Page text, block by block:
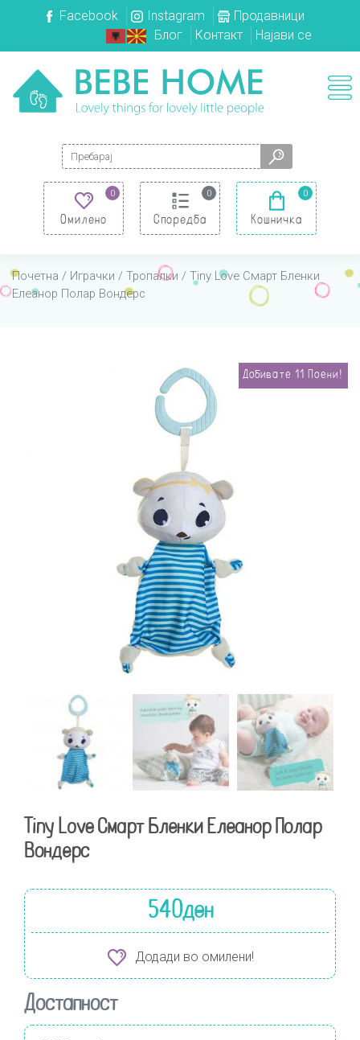
Facebook Instagram
Продавници
Блог
Контакт Најави се
Search for:
0
Омилено
0
Споредба
0
Кошничка
Почетна / Играчки / Тропалки / Tiny Love Смарт Бленки
Елеанор Полар Вондерс
Добивате 11 Поени!
Tiny Love Смарт Бленки Елеанор Полар
Вондерс
540ден
Додади во омилени!
Достапност